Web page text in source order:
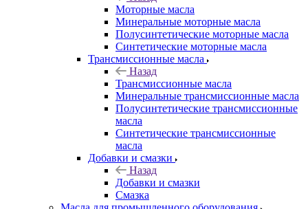
Моторные масла
Минеральные моторные масла
Полусинтетические моторные масла
Синтетические моторные масла
Трансмиссионные масла
Назад
Трансмиссионные масла
Минеральные трансмиссионные масла
Полусинтетические трансмиссионные
масла
Синтетические трансмиссионные
масла
Добавки и смазки
Назад
Добавки и смазки
Смазка